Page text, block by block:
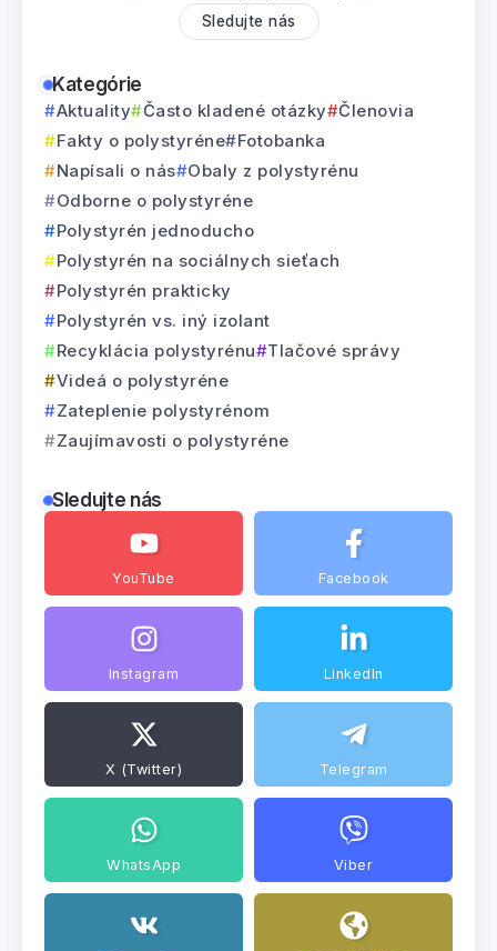
Sledujte nás
Kategórie
Aktuality Často kladené otázky
Členovia
Fakty o polystyréne
Fotobanka
Napísali o nás
Obaly z polystyrénu
Odborne o polystyréne
Polystyrén jednoducho
Polystyrén na sociálnych sieťach
Polystyrén prakticky
Polystyrén vs. iný izolant
Recyklácia polystyrénu
Tlačové správy
Videá o polystyréne
Zateplenie polystyrénom
Zaujímavosti o polystyréne
Sledujte nás
YouTube Facebook
Instagram LinkedIn
X (Twitter) Telegram
WhatsApp Viber